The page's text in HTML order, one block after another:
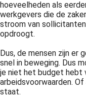
hoeveelheden als
werkgevers die de
stroom van
opdroogt.
Dus, de mensen zijn er
snel in beweging. Dus
je niet het budget hebt
arbeidsvoorwaarden.
staat.